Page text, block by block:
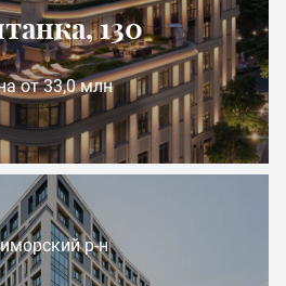
130
от 33,0 млн
р-н